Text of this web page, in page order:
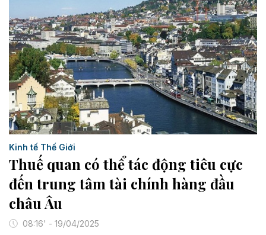
Kinh tế Thế Giới
Thuế quan có thể tác động tiêu cực
đến trung tâm tài chính hàng đầu
châu Âu
08:16' - 19/04/2025